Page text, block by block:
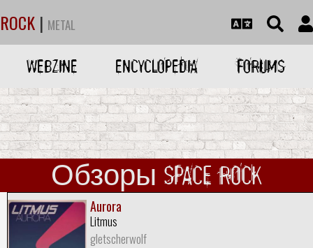
ROCK | METAL
WEBZINE ENCYCLOPEDIA FORUMS
Обзоры SPACE ROCK
Aurora
Litmus
gletscherwolf